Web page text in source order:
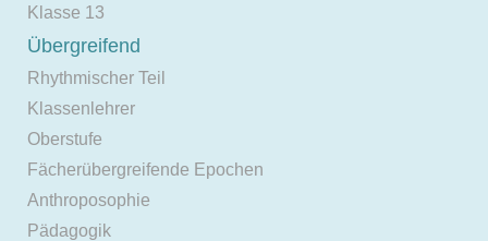
Klasse 13
Übergreifend
Rhythmischer Teil
Klassenlehrer
Oberstufe
Fächerübergreifende Epochen
Anthroposophie
Pädagogik